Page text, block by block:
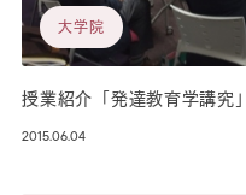
大学院
授業紹介「発達教育学講究」
2015.06.04